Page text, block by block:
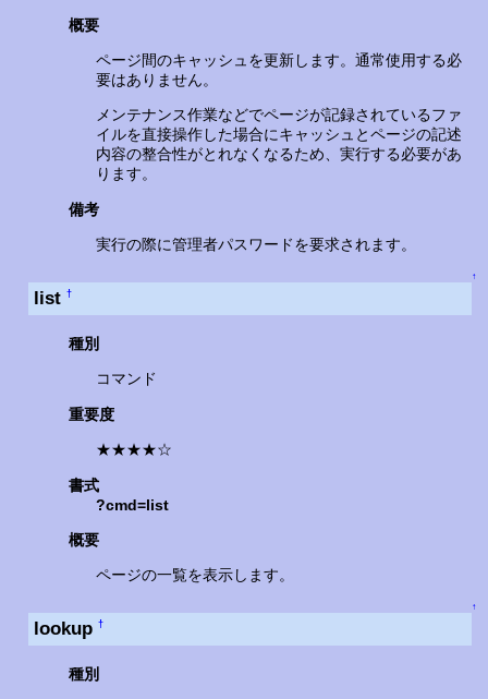
概要
ページ間のキャッシュを更新します。通常使用する必
要はありません。
メンテナンス作業などでページが記録されているファ
イルを直接操作した場合にキャッシュとページの記述
内容の整合性がとれなくなるため、実行する必要があ
ります。
備考
実行の際に管理者パスワードを要求されます。
↑
list †
種別
コマンド
重要度
★★★★☆
書式
?cmd=list
概要
ページの一覧を表示します。
↑
lookup †
種別